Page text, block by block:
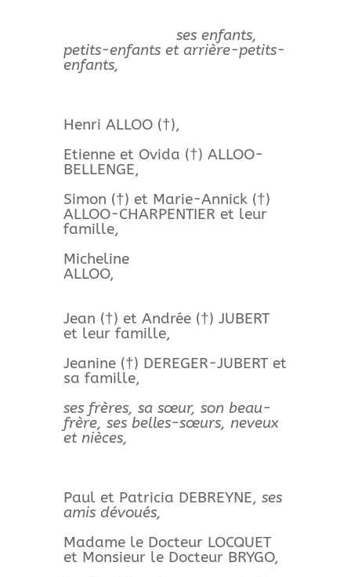
ses enfants,
petits-enfants et arrière-petits-
enfants,
Henri ALLOO (†),
Etienne et Ovida (†) ALLOO-
BELLENGE,
Simon (†) et Marie-Annick (†)
ALLOO-CHARPENTIER et leur
famille,
Micheline
ALLOO,
Jean (†) et Andrée (†) JUBERT
et leur famille,
Jeanine (†) DEREGER-JUBERT et
sa famille,
ses frères, sa sœur, son beau-
frère, ses belles-sœurs, neveux
et nièces,
Paul et Patricia DEBREYNE, ses
amis dévoués,
Madame le Docteur LOCQUET
et Monsieur le Docteur BRYGO,